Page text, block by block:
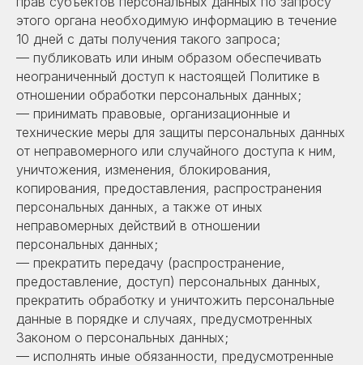
этого органа необходимую информацию в течение
10 дней с даты получения такого запроса;
— публиковать или иным образом обеспечивать
неограниченный доступ к настоящей Политике в
отношении обработки персональных данных;
— принимать правовые, организационные и
технические меры для защиты персональных данных
от неправомерного или случайного доступа к ним,
уничтожения, изменения, блокирования,
копирования, предоставления, распространения
персональных данных, а также от иных
неправомерных действий в отношении
персональных данных;
— прекратить передачу (распространение,
предоставление, доступ) персональных данных,
прекратить обработку и уничтожить персональные
данные в порядке и случаях, предусмотренных
Законом о персональных данных;
— исполнять иные обязанности, предусмотренные